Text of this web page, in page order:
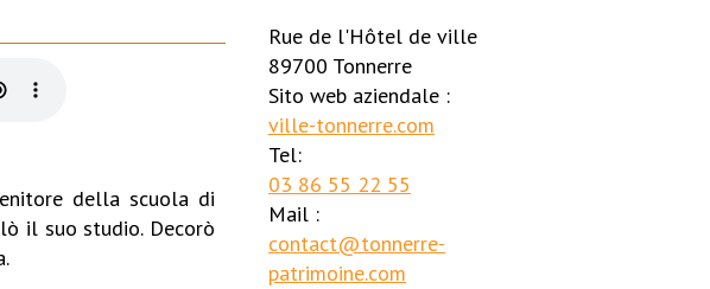
della scuola di
il suo studio. Decorò
Rue de l'Hôtel de ville
89700 Tonnerre
Sito web aziendale :
ville-tonnerre.com
Tel:
03 86 55 22 55
Mail :
contact@tonnerre-
patrimoine.com